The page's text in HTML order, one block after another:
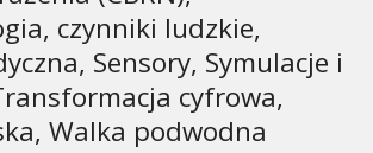
czynniki ludzkie,
Sensory, Symulacje i
cyfrowa,
Walka podwodna